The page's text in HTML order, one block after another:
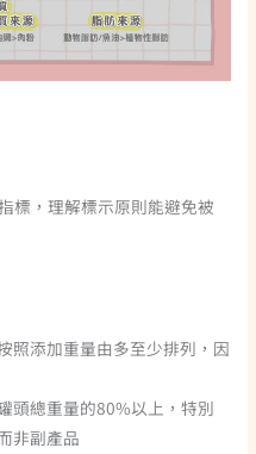
標，理解標示原則能避免被
照添加重量由多至少排列，因
頭總重量的80%以上，特別
非副產品